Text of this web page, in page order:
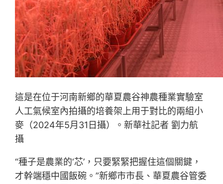
這是在位于河南新鄉的華夏農谷神農種業實驗室
人工氣候室內拍攝的培養架上用于對比的兩組小
麥（2024年5月31日攝）。新華社記者 劉力航
攝
“種子是農業的‘芯’，只要緊緊把握住這個關鍵，
才幹端穩中國飯碗。”新鄉市市長、華夏農谷管委